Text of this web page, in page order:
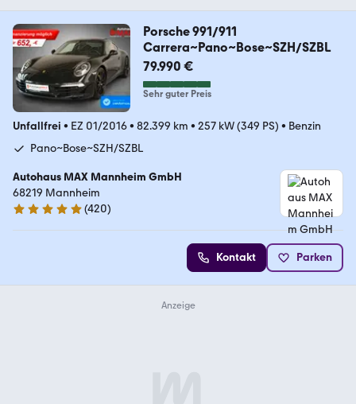
Porsche 991/911
Carrera~Pano~Bose~SZH/SZBL
79.990 €
Sehr guter Preis
Unfallfrei • EZ 01/2016• 82.399 km • 257 kW (349 PS) • Benzin
Pano~Bose~SZH/SZBL
Autohaus MAX Mannheim GmbH
68219 Mannheim
4.9 Sterne
(420)
Kontakt Parken